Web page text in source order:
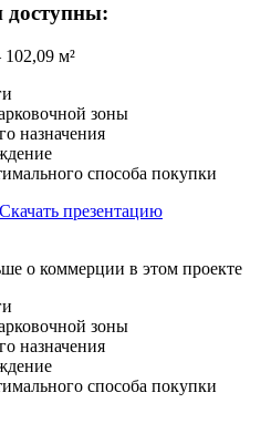
м²
зоны
назначения
способа покупки
Скачать презентацию
о коммерции в этом проекте
зоны
назначения
способа покупки